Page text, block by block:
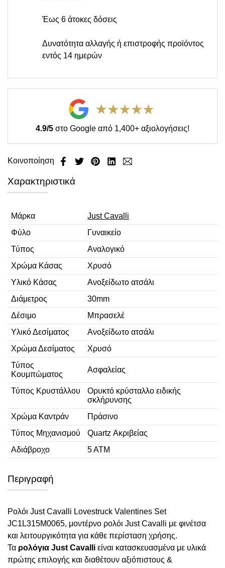
Έως 6 άτοκες δόσεις
Δυνατότητα αλλαγής ή επιστροφής προϊόντος
εντός 14 ημερών
4.9/5 στο Google από 1,400+ αξιολογήσεις!
Κοινοποίηση
Χαρακτηριστικά
Μάρκα
Just Cavalli
Φύλο
Γυναικείο
Τύπος
Αναλογικό
Χρώμα Κάσας
Χρυσό
Υλικό Κάσας
Ανοξείδωτο ατσάλι
Διάμετρος
30mm
Δέσιμο
Μπρασελέ
Υλικό Δεσίματος
Ανοξείδωτο ατσάλι
Χρώμα Δεσίματος
Χρυσό
Τύπος
Κουμπώματος
Ασφαλείας
Τύπος Κρυστάλλου
Ορυκτό κρύσταλλο ειδικής
σκλήρυνσης
Χρώμα Καντράν
Πράσινο
Τύπος Μηχανισμού
Quartz Ακριβείας
Αδιάβροχο
5 ΑΤΜ
Περιγραφή
Ρολόι Just Cavalli Lovestruck Valentines Set
JC1L315M0065, μοντέρνο ρολόι Just Cavalli με φινέτσα
και λειτουργικότητα για κάθε περίσταση χρήσης.
Τα ρολόγια Just Cavalli είναι κατασκευασμένα με υλικά
πρώτης επιλογής και διαθέτουν αξιόπιστους &